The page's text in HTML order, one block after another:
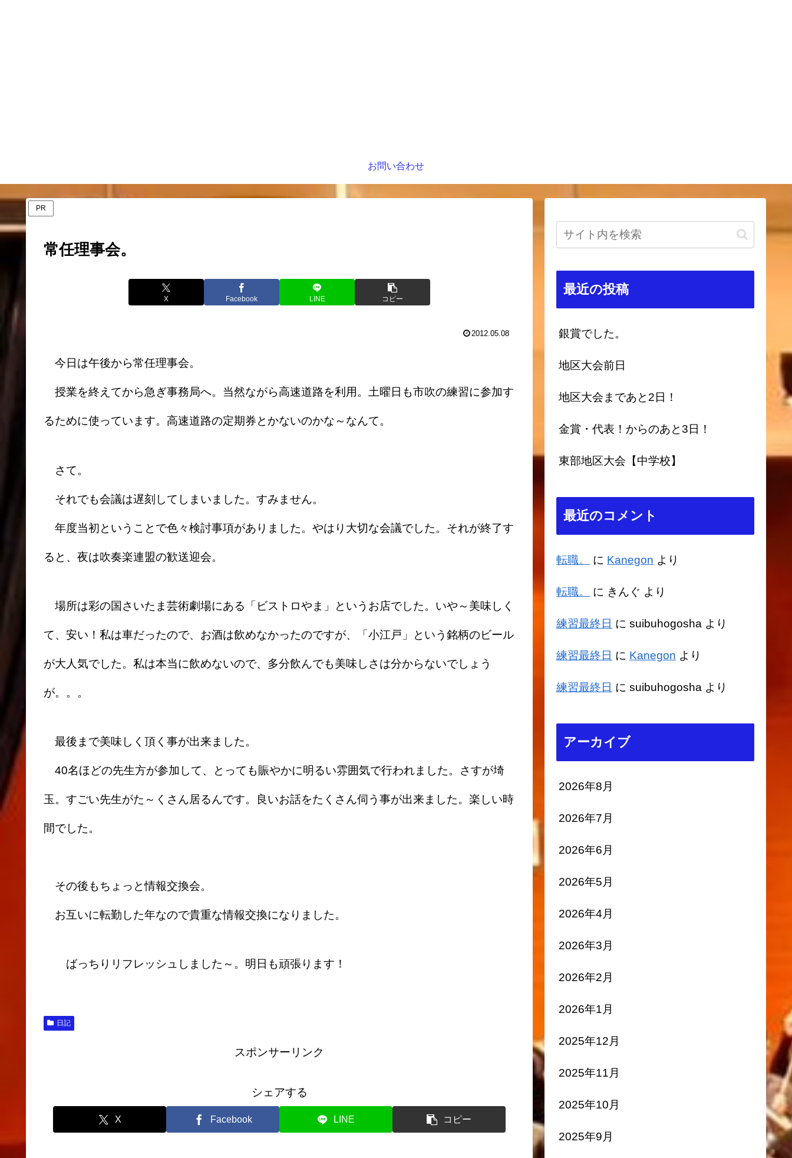
お問い合わせ
PR
常任理事会。
X Facebook LINE コピー
2012.05.08
今日は午後から常任理事会。
授業を終えてから急ぎ事務局へ。当然ながら高速道路を利用。土曜日も市吹の練習に参加す
るために使っています。高速道路の定期券とかないのかな～なんて。
さて。
それでも会議は遅刻してしまいました。すみません。
年度当初ということで色々検討事項がありました。やはり大切な会議でした。それが終了す
ると、夜は吹奏楽連盟の歓送迎会。
場所は彩の国さいたま芸術劇場にある「ビストロやま」というお店でした。いや～美味しく
て、安い！私は車だったので、お酒は飲めなかったのですが、「小江戸」という銘柄のビール
が大人気でした。私は本当に飲めないので、多分飲んでも美味しさは分からないでしょう
が。。。
最後まで美味しく頂く事が出来ました。
40名ほどの先生方が参加して、とっても賑やかに明るい雰囲気で行われました。さすが埼
玉。すごい先生がた～くさん居るんです。良いお話をたくさん伺う事が出来ました。楽しい時
間でした。
その後もちょっと情報交換会。
お互いに転勤した年なので貴重な情報交換になりました。
ばっちりリフレッシュしました～。明日も頑張ります！
日記
スポンサーリンク
シェアする
X Facebook LINE コピー
最近の投稿
銀賞でした。
地区大会前日
地区大会まであと2日！
金賞・代表！からのあと3日！
東部地区大会【中学校】
最近のコメント
転職。 に Kanegon より
転職。 に きんぐ より
練習最終日 に suibuhogosha より
練習最終日 に Kanegon より
練習最終日 に suibuhogosha より
アーカイブ
2026年8月
2026年7月
2026年6月
2026年5月
2026年4月
2026年3月
2026年2月
2026年1月
2025年12月
2025年11月
2025年10月
2025年9月